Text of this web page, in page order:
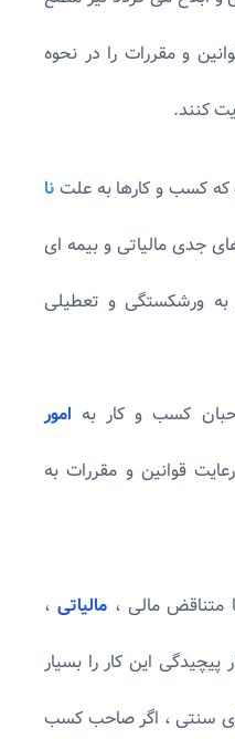
و مقررات را در نحوه
کنند.
کسب و کارها به علت نا
جدی مالیاتی و بیمه ای
به ورشکستگی و تعطیلی
کسب و کار به امور
قوانین و مقررات به
متناقض مالی ، مالیاتی ،
پیچیدگی این کار را بسیار
سنتی ، اگر صاحب کسب